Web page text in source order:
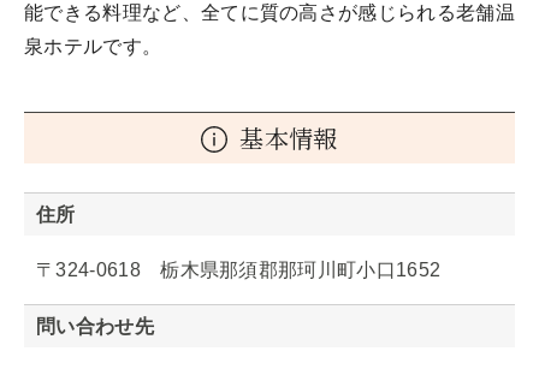
能できる料理など、全てに質の高さが感じられる老舗温
泉ホテルです。
基本情報
住所
〒324-0618 栃木県那須郡那珂川町小口1652
問い合わせ先